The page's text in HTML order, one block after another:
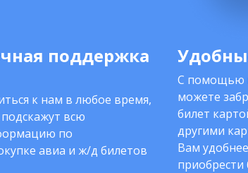
поддержка
к нам в любое время,
всю
по
авиа и ж/д билетов
С помощью
можете
билет
другими
Вам
приобрести